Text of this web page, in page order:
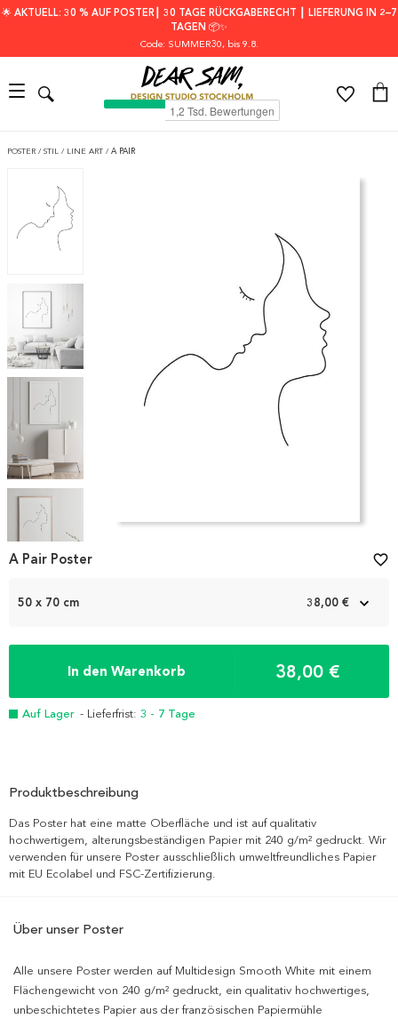
🌟 AKTUELL: 30 % AUF POSTER┃ 30 TAGE RÜCKGABERECHT ┃ LIEFERUNG IN 2–7
TAGEN 📦✨
Code: SUMMER30, bis 9.8.
POSTER / STIL / LINE ART / A PAIR
Item
1
50 x 70 cm 38,00 €
In den Warenkorb 38,00 €
Auf Lager - Lieferfrist: 3 - 7 Tage
A Pair Poster favorite_border
Produktbeschreibung
Das Poster hat eine matte Oberfläche und ist auf qualitativ
hochwertigem, alterungsbeständigen Papier mit 240 g/m² gedruckt. Wir
verwenden für unsere Poster ausschließlich umweltfreundliches Papier
mit EU Ecolabel und FSC-Zertifizierung.
Über unser Poster
Alle unsere Poster werden auf Multidesign Smooth White mit einem
Flächengewicht von 240 g/m² gedruckt, ein qualitativ hochwertiges,
unbeschichtetes Papier aus der französischen Papiermühle